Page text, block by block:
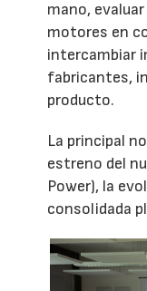
mano,
motores en
intercambiar
fabricantes,
producto.
La principal
estreno del
Power), la
consolidada